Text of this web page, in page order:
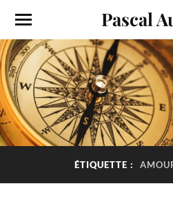
Pascal
ÉTIQUETTE :